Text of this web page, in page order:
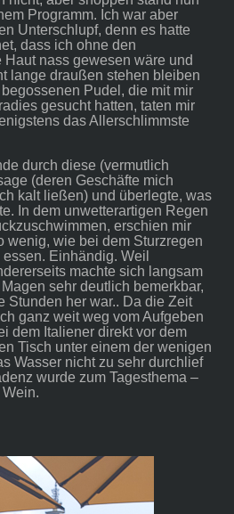
Programm. Ich war aber
Unterschlupf, denn es hatte
dass ich ohne den
nass gewesen wäre und
lange draußen stehen bleiben
Pudel, die mit mir
gesucht hatten, taten mir
das Allerschlimmste
durch diese (vermutlich
(deren Geschäfte mich
kalt ließen) und überlegte, was
In dem unwetterartigen Regen
erschien mir
wenig, wie bei dem Sturzregen
Einhändig. Weil
machte sich langsam
sehr deutlich bemerkbar,
Stunden her war.. Da die Zeit
ganz weit weg vom Aufgeben
dem Italiener direkt vor dem
Tisch unter einem der wenigen
Wasser nicht zu sehr durchlief
wurde zum Tagesthema –